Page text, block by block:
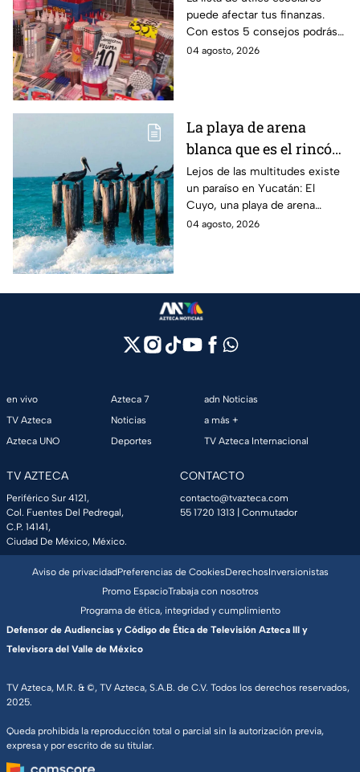
que pueden ahorrar
miles de pesos
puede afectar tus finanzas.
Con estos 5 consejos podrás
organizar tus compras, ahorrar
04 agosto, 2026
La playa de arena
blanca que es el rincón
escondido en la Costa
Esmeralda de Yucatán
y es ideal para las
vacaciones de verano
Lejos de las multitudes existe
un paraíso en Yucatán: El
Cuyo, una playa de arena
blanca en la Costa Esmeralda
04 agosto, 2026
en vivo
TV Azteca
Azteca UNO
Azteca 7
Noticias
Deportes
adn Noticias
a más +
TV Azteca Internacional
TV AZTECA
Periférico Sur 4121,
Col. Fuentes Del Pedregal,
C.P. 14141,
Ciudad De México, México.
CONTACTO
contacto@tvazteca.com
55 1720 1313 | Conmutador
TV Azteca, M.R. & ©, TV Azteca, S.A.B. de C.V. Todos los derechos reservados,
2025.
Queda prohibida la reproducción total o parcial sin la autorización previa,
expresa y por escrito de su titular.
Aviso de privacidadPreferencias de CookiesDerechosInversionistas
Promo EspacioTrabaja con nosotros
Programa de ética, integridad y cumplimiento
Defensor de Audiencias y Código de Ética de Televisión Azteca III y
Televisora del Valle de México